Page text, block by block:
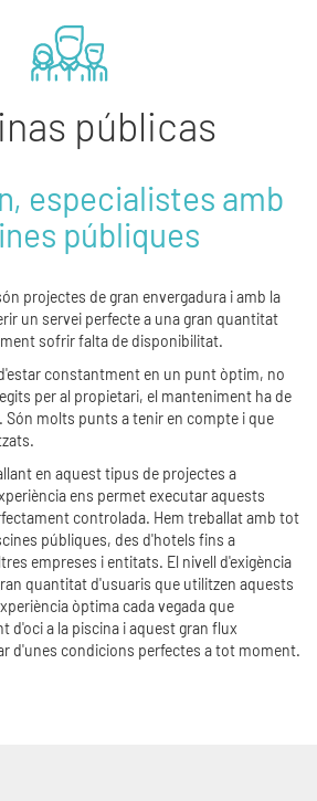
públicas
especialistes amb
públiques
projectes de gran envergadura i amb la
un servei perfecte a una gran quantitat
sofrir falta de disponibilitat.
constantment en un punt òptim, no
per al propietari, el manteniment ha de
Són molts punts a tenir en compte i que
en aquest tipus de projectes a
ens permet executar aquests
controlada. Hem treballat amb tot
públiques, des d'hotels fins a
empreses i entitats. El nivell d'exigència
quantitat d'usuaris que utilitzen aquests
òptima cada vegada que
d'oci a la piscina i aquest gran flux
d'unes condicions perfectes a tot moment.